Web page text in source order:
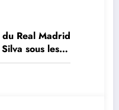
Real Madrid
sous les